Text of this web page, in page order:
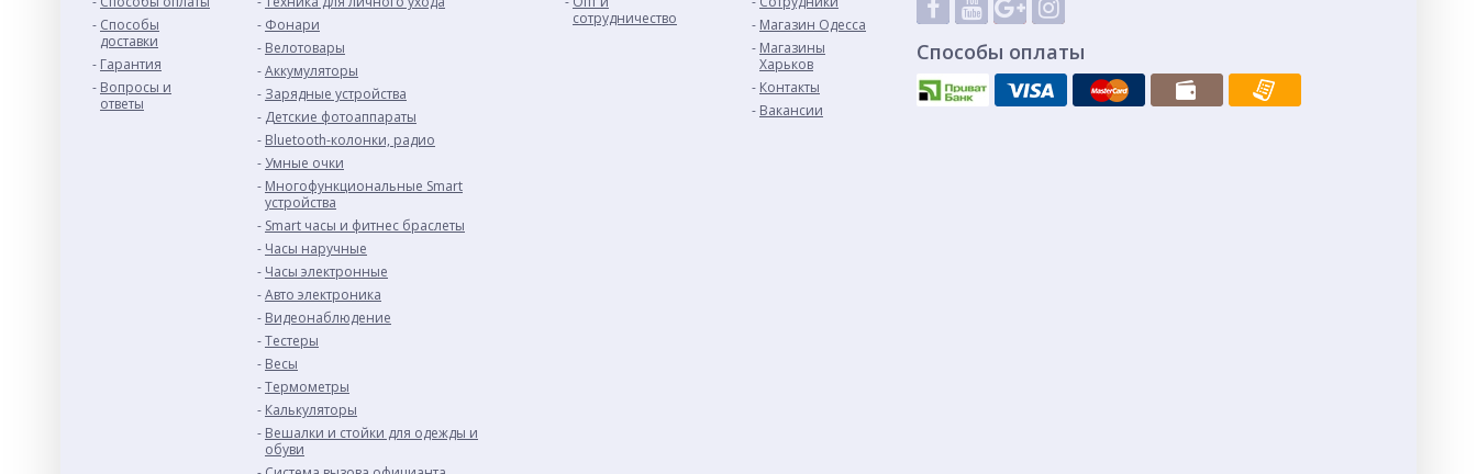
Способы
доставки
Гарантия
Вопросы и
ответы
Фонари
Велотовары
Аккумуляторы
Зарядные устройства
Детские фотоаппараты
Bluetooth-колонки, радио
Умные очки
Многофункциональные Smart
устройства
Smart часы и фитнес браслеты
Часы наручные
Часы электронные
Авто электроника
Видеонаблюдение
Тестеры
Весы
Термометры
Калькуляторы
Вешалки и стойки для одежды и
обуви
сотрудничество
Магазин Одесса
Магазины
Харьков
Контакты
Вакансии
Способы оплаты